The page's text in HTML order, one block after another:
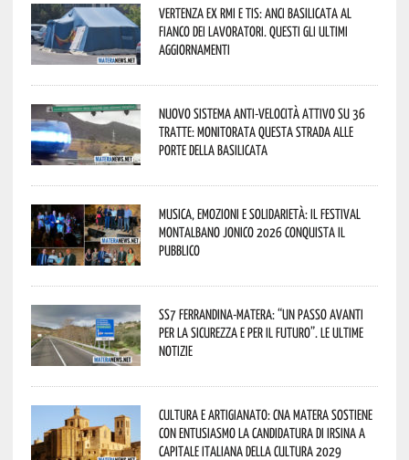
Vertenza ex RMI e TIS: ANCI Basilicata al
fianco dei lavoratori. Questi gli ultimi
aggiornamenti
Nuovo sistema anti-velocità attivo su 36
tratte: monitorata questa strada alle
porte della Basilicata
Musica, emozioni e solidarietà: il Festival
Montalbano Jonico 2026 conquista il
pubblico
SS7 Ferrandina-Matera: “Un passo avanti
per la sicurezza e per il futuro”. Le ultime
notizie
Cultura e Artigianato: CNA Matera sostiene
con entusiasmo la candidatura di Irsina a
Capitale Italiana della Cultura 2029